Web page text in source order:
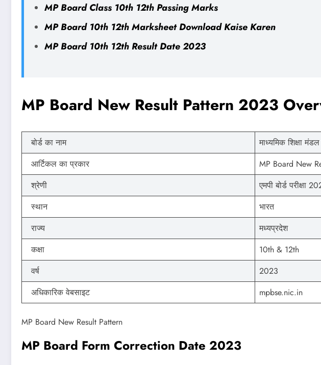
MP Board Class 10th 12th Passing Marks
MP Board 10th 12th Marksheet Download Kaise Karen
MP Board 10th 12th Result Date 2023
MP Board New Result Pattern 2023
बोर्ड का नाम
माध्यमिक शिक्षा
आर्टिकल का प्रकार
MP Board New
श्रेणी
एमपी बोर्ड परीक्षा
स्थान
भारत
राज्य
मध्यप्रदेश
कक्षा
10th & 12th
वर्ष
2023
अधिकारिक वेबसाइट
mpbse.nic.in
MP Board New Result Pattern
MP Board Form Correction Date 2023